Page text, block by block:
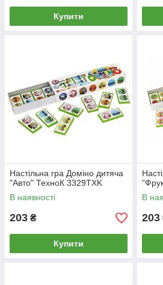
Купити
Настільна гра Доміно дитяча
"Авто" ТехноК 3329TXK
В наявності
203 ₴
Купити
В
203